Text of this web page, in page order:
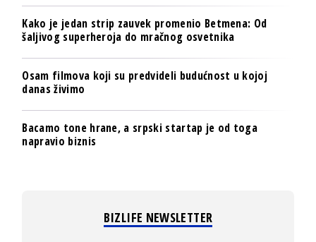
Kako je jedan strip zauvek promenio Betmena: Od
šaljivog superheroja do mračnog osvetnika
Osam filmova koji su predvideli budućnost u kojoj
danas živimo
Bacamo tone hrane, a srpski startap je od toga
napravio biznis
BIZLIFE NEWSLETTER